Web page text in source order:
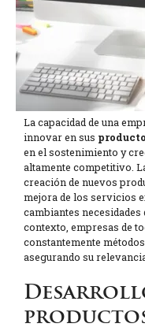
La capacidad de una
innovar en sus
en el sostenimiento y
altamente competitivo.
creación de nuevos
mejora de los servicios
cambiantes necesidades
contexto, empresas de
constantemente
asegurando su